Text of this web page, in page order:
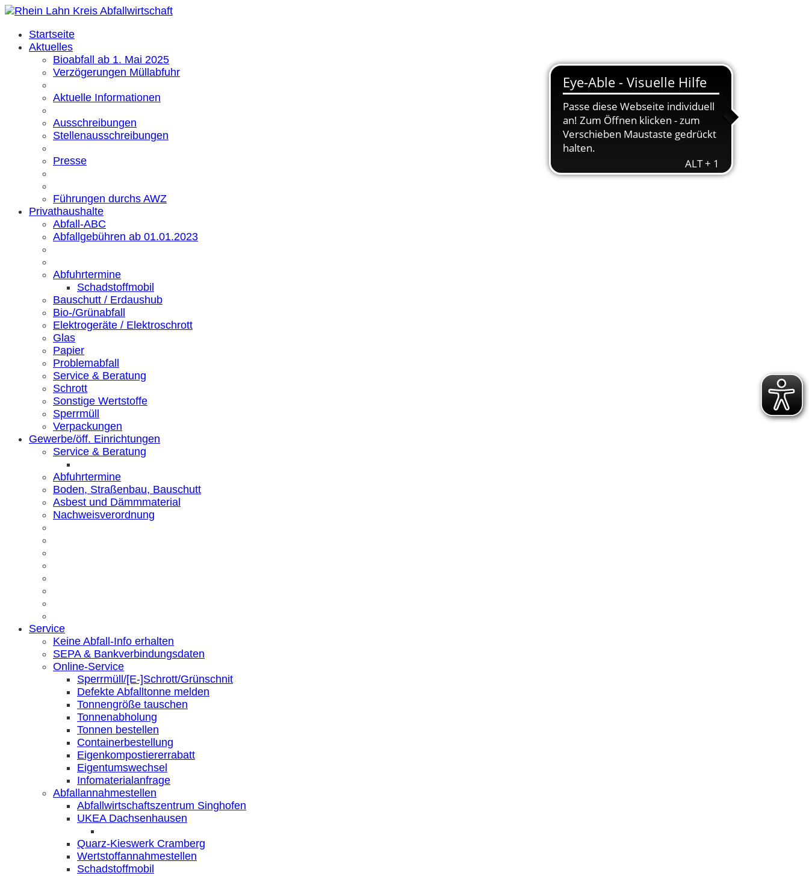
Startseite
Aktuelles
Bioabfall ab 1. Mai 2025
Verzögerungen Müllabfuhr
Aktuelle Informationen
Ausschreibungen
Stellenausschreibungen
Presse
Führungen durchs AWZ
Privathaushalte
Abfall-ABC
Abfallgebühren ab 01.01.2023
Abfuhrtermine
Schadstoffmobil
Bauschutt / Erdaushub
Bio-/Grünabfall
Elektrogeräte / Elektroschrott
Glas
Papier
Problemabfall
Service & Beratung
Schrott
Sonstige Wertstoffe
Sperrmüll
Verpackungen
Gewerbe/öff. Einrichtungen
Service & Beratung
Abfuhrtermine
Boden, Straßenbau, Bauschutt
Asbest und Dämmmaterial
Nachweisverordnung
Service
Keine Abfall-Info erhalten
SEPA & Bankverbindungsdaten
Online-Service
Sperrmüll/[E-]Schrott/Grünschnit
Defekte Abfalltonne melden
Tonnengröße tauschen
Tonnenabholung
Tonnen bestellen
Containerbestellung
Eigenkompostiererrabatt
Eigentumswechsel
Infomaterialanfrage
Abfallannahmestellen
Abfallwirtschaftszentrum Singhofen
UKEA Dachsenhausen
Quarz-Kieswerk Cramberg
Wertstoffannahmestellen
Schadstoffmobil